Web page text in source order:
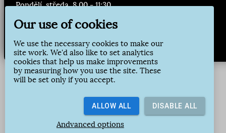
Pondělí, středa 8.00 - 11:30
Zasílání novinek:
Přihlásit odběr
Our use of cookies
We use the necessary cookies to make our
site work. We'd also like to set analytics
cookies that help us make improvements
by measuring how you use the site. These
will be set only if you accept.
ALLOW ALL DISABLE ALL
Andvanced options